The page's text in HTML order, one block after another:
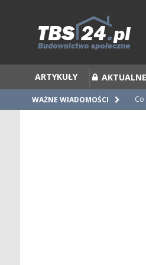
ARTYKUŁY
WAŻNE WIADOMOŚCI